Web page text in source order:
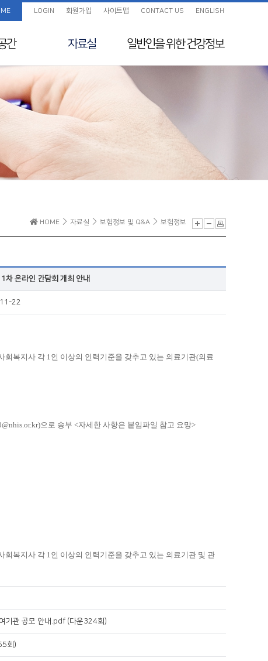
간
보
색
원
자료실
임상진료지침 정보센
교육자료
전임의 교육목표
보험정보 및 Q&A
지도전문의
전공의를 위한 E-
일반인을 위한건강정보
일반인을 위한 건강정보
LOGIN 회원가입 사이트맵 CONTACT US ENGLISH
HOME 자료실 보험정보 및 Q&A 보험정보
1차 온라인 간담회 개최 안내
22
복지사 각 1인 이상의 인력기준을 갖추고 있는 의료기관(의료
으로 송부 <자세한 사항은 붙임파일 참고 요망>
복지사 각 1인 이상의 인력기준을 갖추고 있는 의료기관 및 관
기관 공모 안내.pdf (다운324회)
회)